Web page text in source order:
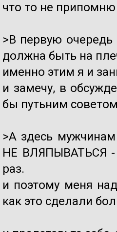
что то не припомню
>В первую
должна быть на
именно этим я и
и замечу, в
бы путьним
>А здесь
НЕ ВЛЯПЫВАТЬСЯ -
раз.
и поэтому меня
как это сделали